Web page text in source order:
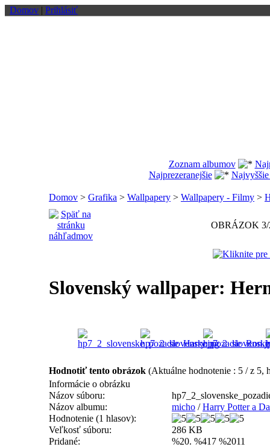
Domov | Prihlásiť
Zoznam albumov
Najprezeranejšie
Domov > Grafika > Wallpapery > Wallpapery - Filmy >
OBRÁZOK 3/
Slovenský wallpaper:
Hodnotiť tento obrázok (Aktuálne hodnotenie : 5 / z 5,
Informácie o obrázku
Názov súboru:
Názov albumu:
micho /Harry Potter a
Hodnotenie (1 hlasov):
Veľkosť súboru:
286 KB
Pridané:
%20. %417 %2011